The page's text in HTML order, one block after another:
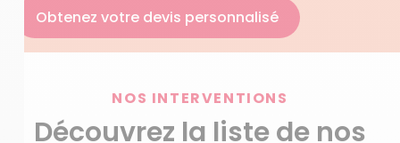
Obtenez votre devis personnalisé
NOS INTERVENTIONS
Découvrez la liste de nos